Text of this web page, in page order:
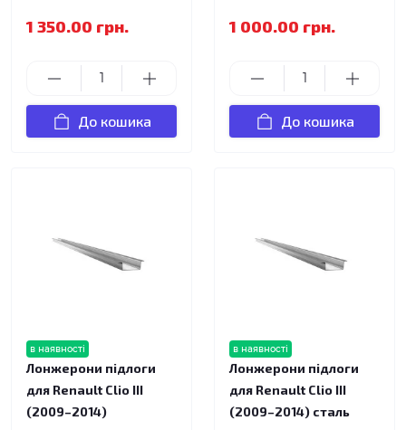
1 350.00 грн.
До кошика
1 000.00 грн.
До кошика
в наявності
Лонжерони підлоги
для Renault Clio III
(2009–2014)
в наявності
Лонжерони підлоги
для Renault Clio III
(2009–2014) сталь